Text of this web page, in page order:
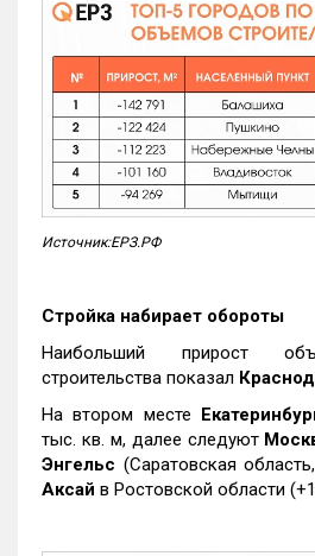
Источник:ЕРЗ.РФ
Стройка набирает обороты
Наибольший прирост
строительства показал
На втором месте
тыс. кв. м, далее следуют
Энгельс (Саратовская
Аксай в Ростовской области